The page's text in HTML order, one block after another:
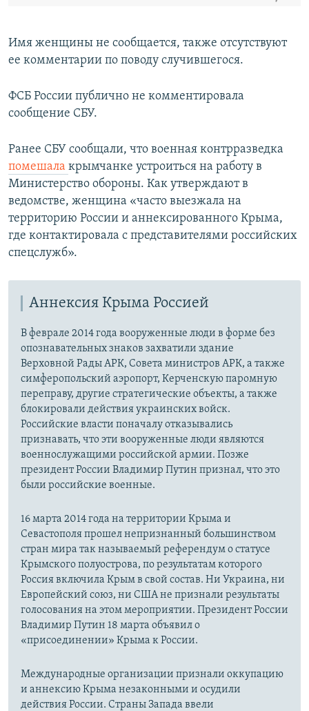
Имя женщины не сообщается, также отсутствуют
ее комментарии по поводу случившегося.
ФСБ России публично не комментировала
сообщение СБУ.
Ранее СБУ сообщали, что военная контрразведка
помешала крымчанке устроиться на работу в
Министерство обороны. Как утверждают в
ведомстве, женщина «часто выезжала на
территорию России и аннексированного Крыма,
где контактировала с представителями российских
спецслужб».
Аннексия Крыма Россией
В феврале 2014 года вооруженные люди в форме без
опознавательных знаков захватили здание
Верховной Рады АРК, Совета министров АРК, а также
симферопольский аэропорт, Керченскую паромную
переправу, другие стратегические объекты, а также
блокировали действия украинских войск.
Российские власти поначалу отказывались
признавать, что эти вооруженные люди являются
военнослужащими российской армии. Позже
президент России Владимир Путин признал, что это
были российские военные.
16 марта 2014 года на территории Крыма и
Севастополя прошел непризнанный большинством
стран мира так называемый референдум о статусе
Крымского полуострова, по результатам которого
Россия включила Крым в свой состав. Ни Украина, ни
Европейский союз, ни США не признали результаты
голосования на этом мероприятии. Президент России
Владимир Путин 18 марта объявил о
«присоединении» Крыма к России.
Международные организации признали оккупацию
и аннексию Крыма незаконными и осудили
действия России. Страны Запада ввели